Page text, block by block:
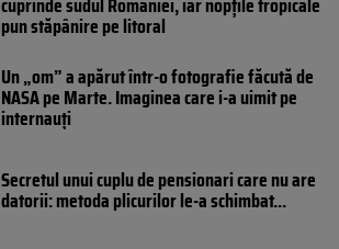
pun stăpânire pe litoral
Un „om” a apărut într-o fotografie făcută de
NASA pe Marte. Imaginea care i-a uimit pe
internauți
Secretul unui cuplu de pensionari care nu are
datorii: metoda plicurilor le-a schimbat...